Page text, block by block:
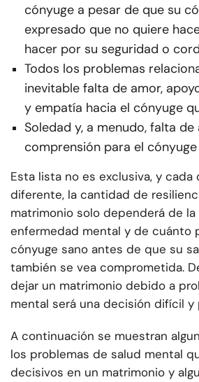
cónyuge a pesar de que su
expresado que no quiere
hacer por su seguridad o
Todos los problemas
inevitable falta de amor,
y empatía hacia el cónyuge
Soledad y, a menudo, falta de
comprensión para el cónyuge
Esta lista no es exclusiva, y cada
diferente, la cantidad de
matrimonio solo dependerá de
enfermedad mental y de cuánto
cónyuge sano antes de que su
también se vea comprometida.
dejar un matrimonio debido a
mental será una decisión difícil y
A continuación se muestran
los problemas de salud mental
decisivos en un matrimonio y